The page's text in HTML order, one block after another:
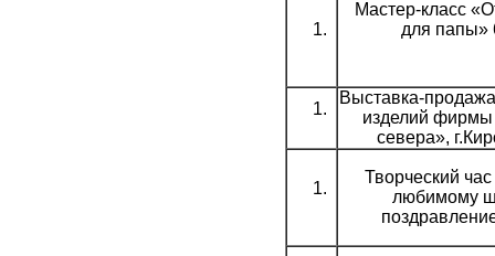
Мастер-класс
для папы»
Выставка-
изделий
севера»,
Творческий
любимому